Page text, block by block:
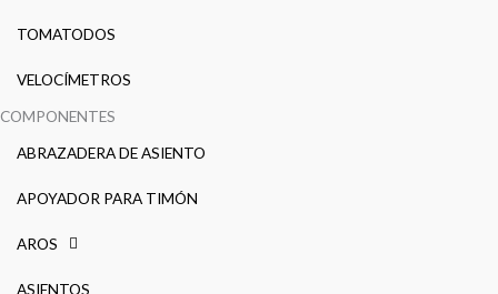
TOMATODOS
VELOCÍMETROS
COMPONENTES
ABRAZADERA DE ASIENTO
APOYADOR PARA TIMÓN
AROS
ASIENTOS